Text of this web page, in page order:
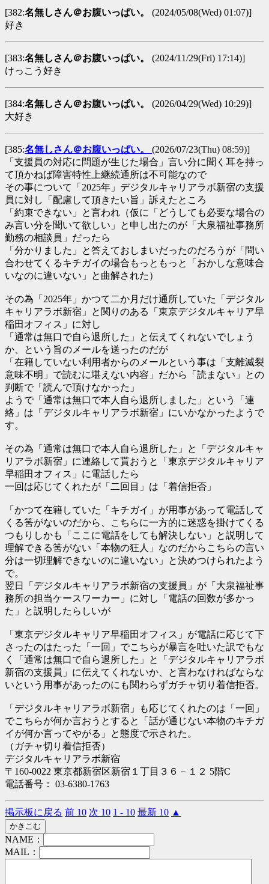
[382:名無しさん＠お腹いっぱい。 (2024/05/08(Wed) 01:07)]
好き
[383:名無しさん＠お腹いっぱい。 (2024/11/29(Fri) 17:14)]
けっこう好き
[384:名無しさん＠お腹いっぱい。 (2026/04/29(Wed) 10:29)]
大好き
[385:名無しさん＠お腹いっぱい。 (2026/07/23(Thu) 08:59)]
「支援員の対応に問題が生じた場合」言い分に聞く耳を持っ
て頂かねば障害特性上継続通所は不可能なので
その事について「2025年」デジタルキャリアラボ新宿の支援
員に対し「配慮して頂きたい旨」訴えたところ
「約束できない」と言われ（仮に「どうしても必要な場合の
み言い分を聞いて欲しい」と申し出たのが「大泉福祉事務所
勤務の相談員」だったら
「分かりました」と答えておしまいだったのだろうが「問い
合わせてくるキチガイの場合もっともっと「おかしな意味合
いなのに違いない」と曲解された）
その為「2025年」かつて二か月だけ通所していた「デジタル
キャリアラボ新宿」と関りのある「東京デジタルキャリア早
稲田オフィス」に対し
「通常は無口で自ら退所した」と伝えてくれないでしょう
か、という旨のメールを送ったのだが
「在籍していない利用者からのメールという事は「支離滅裂
意味不明」で読むに堪えない内容」だから「読まない」との
判断で「読んで頂けなかった」
ようで「通常は無口で本人自ら退所しました」という「連
絡」は「デジタルキャリアラボ新宿」にいかなかったようで
す。
その為「通常は無口で本人自ら退所した」と「デジタルキャ
リアラボ新宿」に連絡して貰おうと「東京デジタルキャリア
早稲田オフィス」に電話したら
一回は応じてくれたが「二回目」は「着信拒否」
「かつて在籍していた「キチガイ」が用事があって電話して
くる筈がないのだから、こちらに一方的に迷惑を掛けてくる
つもりしかも「ここに電話をしても解決しない」と説明して
理解できる筈がない「本物の狂人」なのだからこちらの言い
分は一切理解できないのに違いない」と決めつけられたよう
で。
翌日「デジタルキャリアラボ新宿の支援員」が「大泉福祉事
務所の担当ケースワーカー」に対し「電話の回数が多かっ
た」と説明したらしいが
「東京デジタルキャリア早稲田オフィス」が電話に応じて下
さったのはたった「一回」でこちらが暴言を吐いた訳でもな
く「通常は無口で自ら退所した」と「デジタルキャリアラボ
新宿の支援員」に伝えてくれないか、と言わなければならな
いという用事があったのにも関わらずガチャ切り着信拒否。
「デジタルキャリアラボ新宿」も応じてくれたのは「一回」
でこちらが何か言おうとすると「話が通じない本物のキチガ
イが何か言ってやがる」と態度で示された。
（ガチャ切り着信拒否）
デジタルキャリアラボ新宿
〒160-0022 東京都新宿区新宿１丁目３６－１２ 5階C
電話番号： 03-6380-1763
掲示板に戻る 前 10 次 10 1 - 10 最新 10 ▲
NAME：
MAIL：